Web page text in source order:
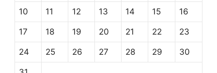
10 11 12 13 14 15 16
17 18 19 20 21 22 23
24 25 26 27 28 29 30